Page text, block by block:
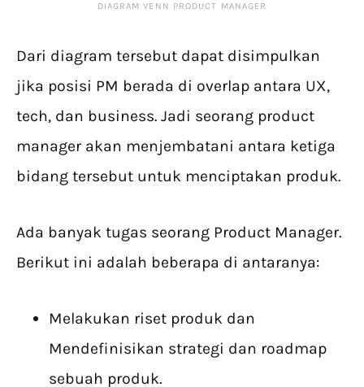
DIAGRAM VENN PRODUCT MANAGER
Dari diagram tersebut dapat disimpulkan
jika posisi PM berada di overlap antara UX,
tech, dan business. Jadi seorang product
manager akan menjembatani antara ketiga
bidang tersebut untuk menciptakan produk.
Ada banyak tugas seorang Product Manager.
Berikut ini adalah beberapa di antaranya:
Melakukan riset produk dan
Mendefinisikan strategi dan roadmap
sebuah produk.